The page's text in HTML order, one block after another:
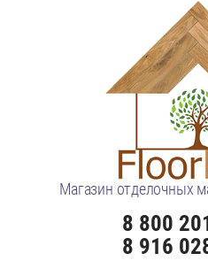
Магазин отделочных
8 800
8 916